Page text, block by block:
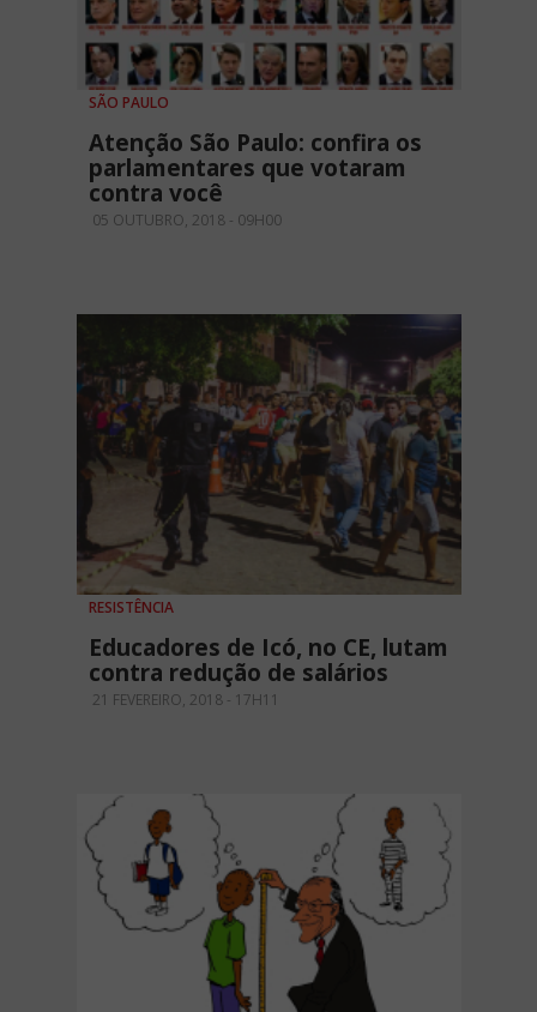
SÃO PAULO
Atenção São Paulo: confira os
parlamentares que votaram
contra você
05 OUTUBRO, 2018 - 09H00
RESISTÊNCIA
Educadores de Icó, no CE, lutam
contra redução de salários
21 FEVEREIRO, 2018 - 17H11